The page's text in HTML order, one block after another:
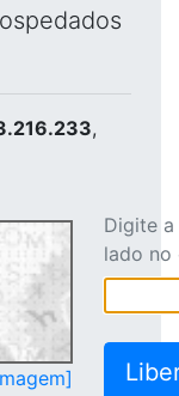
,
Digite
lado no